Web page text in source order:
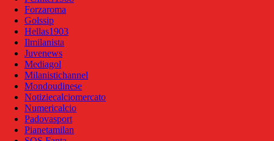
Forzaroma
Golssip
Hellas1903
Ilmilanista
Juvenews
Mediagol
Milanistichannel
Mondoudinese
Notiziecalciomercato
Numericalcio
Padovasport
Pianetamilan